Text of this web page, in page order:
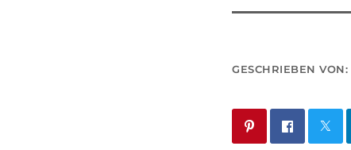
GESCHRIEBEN VON: